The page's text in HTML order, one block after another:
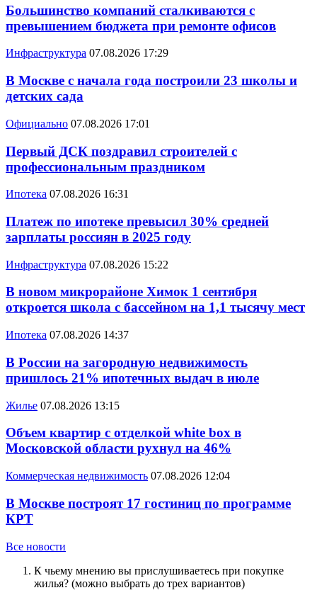
Большинство компаний сталкиваются с
превышением бюджета при ремонте офисов
Инфраструктура 07.08.2026 17:29
В Москве с начала года построили 23 школы и
детских сада
Официально 07.08.2026 17:01
Первый ДСК поздравил строителей с
профессиональным праздником
Ипотека 07.08.2026 16:31
Платеж по ипотеке превысил 30% средней
зарплаты россиян в 2025 году
Инфраструктура 07.08.2026 15:22
В новом микрорайоне Химок 1 сентября
откроется школа с бассейном на 1,1 тысячу мест
Ипотека 07.08.2026 14:37
В России на загородную недвижимость
пришлось 21% ипотечных выдач в июле
Жилье 07.08.2026 13:15
Объем квартир с отделкой white box в
Московской области рухнул на 46%
Коммерческая недвижимость 07.08.2026 12:04
В Москве построят 17 гостиниц по программе
КРТ
Все новости
К чьему мнению вы прислушиваетесь при покупке
жилья? (можно выбрать до трех вариантов)